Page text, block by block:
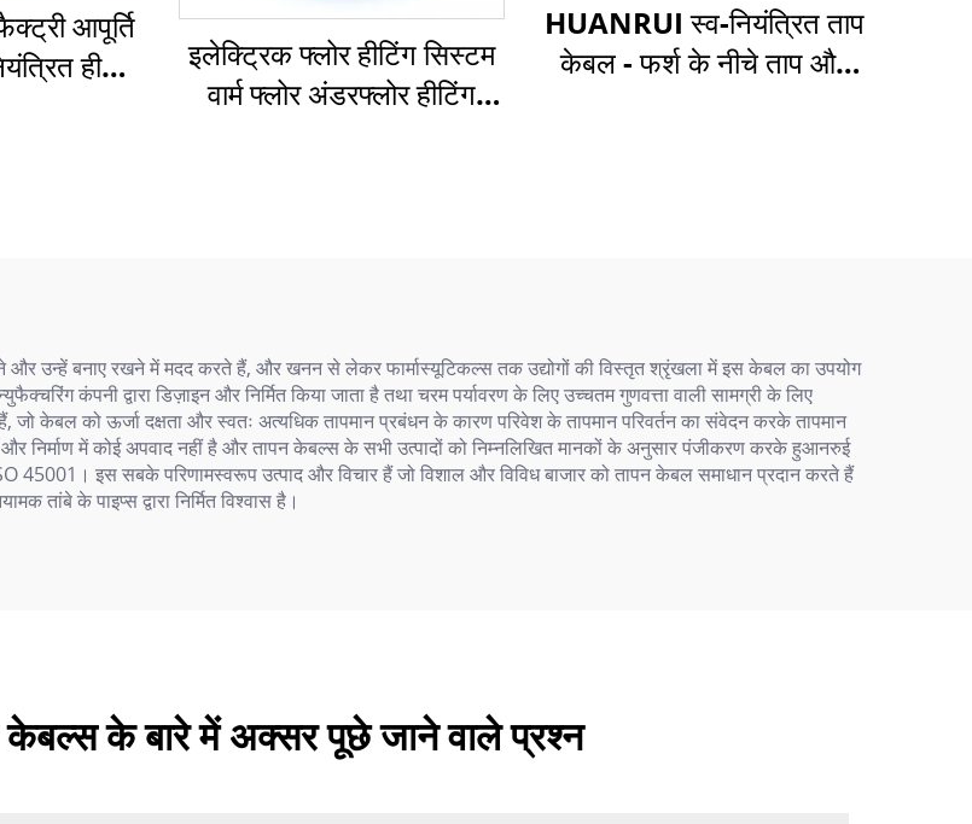
आपूर्ति
हीटिंग
इलेक्ट्रिक फ्लोर हीटिंग सिस्टम
वार्म फ्लोर अंडरफ्लोर हीटिंग
HUANRUI स्व-नियंत्रित ताप
केबल - फर्श के नीचे ताप और
और उन्हें बनाए रखने में मदद करते हैं, और खनन से लेकर फार्मास्यूटिकल्स तक उद्योगों की विस्तृत श्रृंखला में इस केबल का उपयोग
कंपनी द्वारा डिज़ाइन और निर्मित किया जाता है तथा चरम पर्यावरण के लिए उच्चतम गुणवत्ता वाली सामग्री के लिए
हैं, जो केबल को ऊर्जा दक्षता और स्वतः अत्यधिक तापमान प्रबंधन के कारण परिवेश के तापमान परिवर्तन का संवेदन करके तापमान
निर्माण में कोई अपवाद नहीं है और तापन केबल्स के सभी उत्पादों को निम्नलिखित मानकों के अनुसार पंजीकरण करके हुआनरुई
45001। इस सबके परिणामस्वरूप उत्पाद और विचार हैं जो विशाल और विविध बाजार को तापन केबल समाधान प्रदान करते हैं
के पाइप्स द्वारा निर्मित विश्वास है।
केबल्स के बारे में अक्सर पूछे जाने वाले प्रश्न